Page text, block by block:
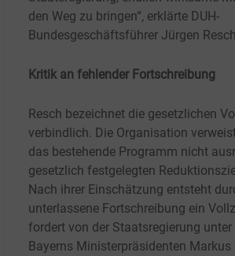
den Weg zu bringen“, erklärte DUH-
Bundesgeschäftsführer Jürgen Resch.
Kritik an fehlender Fortschreibung
Resch bezeichnet die gesetzlichen
verbindlich. Die Organisation
das bestehende Programm nicht
gesetzlich festgelegten
Nach ihrer Einschätzung entsteht
unterlassene Fortschreibung ein
fordert von der Staatsregierung
Bayerns Ministerpräsidenten Markus